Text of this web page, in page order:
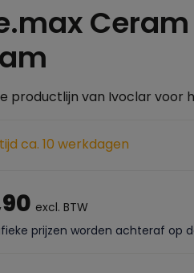
productlijn van Ivoclar voor
ca. 10 werkdagen
excl. BTW
prijzen worden achteraf op